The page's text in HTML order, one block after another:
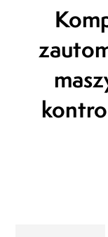
Prezes
19.04.2019